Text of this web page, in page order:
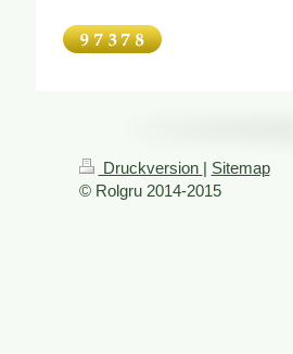
Druckversion | Sitemap
© Rolgru 2014-2015